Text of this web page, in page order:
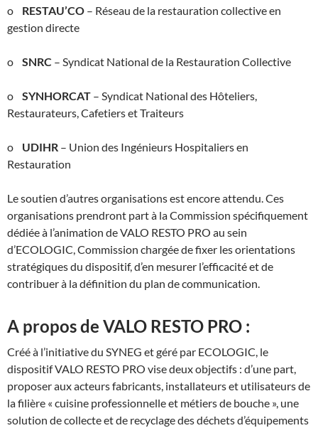
o RESTAU’CO – Réseau de la restauration collective en
gestion directe
o SNRC – Syndicat National de la Restauration Collective
o SYNHORCAT – Syndicat National des Hôteliers,
Restaurateurs, Cafetiers et Traiteurs
o UDIHR – Union des Ingénieurs Hospitaliers en
Restauration
Le soutien d’autres organisations est encore attendu. Ces
organisations prendront part à la Commission spécifiquement
dédiée à l’animation de VALO RESTO PRO au sein
d’ECOLOGIC, Commission chargée de fixer les orientations
stratégiques du dispositif, d’en mesurer l’efficacité et de
contribuer à la définition du plan de communication.
A propos de VALO RESTO PRO :
Créé à l’initiative du SYNEG et géré par ECOLOGIC, le
dispositif VALO RESTO PRO vise deux objectifs : d’une part,
proposer aux acteurs fabricants, installateurs et utilisateurs de
la filière « cuisine professionnelle et métiers de bouche », une
solution de collecte et de recyclage des déchets d’équipements